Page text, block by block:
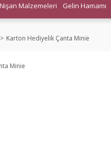
Malzemeleri Gelin Hamamı
Karton Hediyelik Çanta Minie